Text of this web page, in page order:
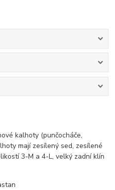
kalhoty (punčocháče,
mají zesílený sed, zesílené
3-M a 4-L, velký zadní klín